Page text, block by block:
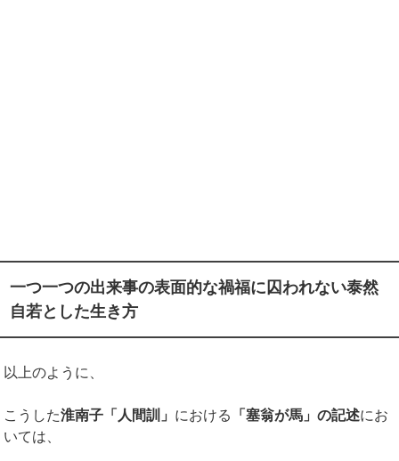
一つ一つの出来事の表面的な禍福に囚われない泰然
自若とした生き方
以上のように、
こうした淮南子「人間訓」 における 「塞翁が馬」の記述にお
いては、